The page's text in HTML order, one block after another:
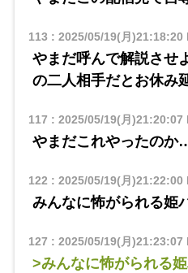
113 : 2025/05/19(月)21:18:20
やまだ呼んで解説させ
の二人相手だとお休み
117 : 2025/05/19(月)21:20:07
やまだこれやったのか
122 : 2025/05/19(月)21:22:00
みんなに怖がられる姫
127 : 2025/05/19(月)21:23:07
>みんなに怖がられる